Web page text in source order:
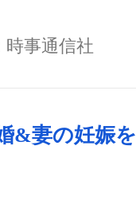
時事通信社
&妻の妊娠を